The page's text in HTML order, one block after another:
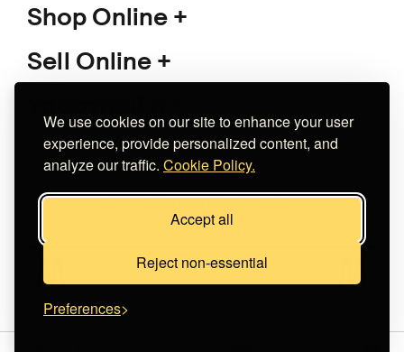
We use cookies on our site to enhance your user
experience, provide personalized content, and
analyze our traffic. Cookie Policy.
Accept all
Reject non-essential
Preferences
Shop Online
Sell Online
Κατασκευή eshop